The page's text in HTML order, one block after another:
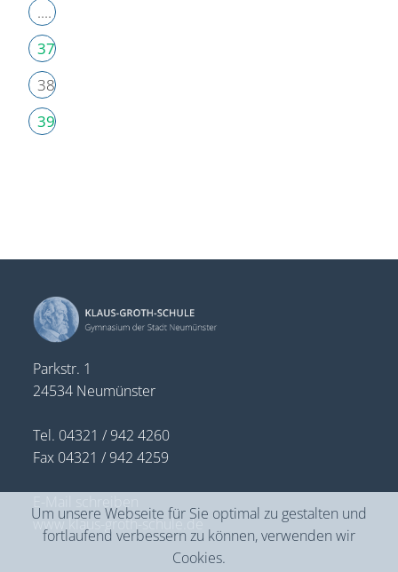
....
37
38
39
Parkstr. 1
24534 Neumünster
Tel. 04321 / 942 4260
Fax 04321 / 942 4259
www.klaus-groth-schule.de
Um unsere Webseite für Sie optimal zu gestalten und
fortlaufend verbessern zu können, verwenden wir
Cookies.